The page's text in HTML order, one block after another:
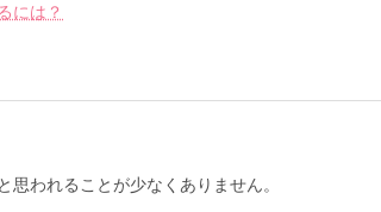
には？
われることが少なくありません。